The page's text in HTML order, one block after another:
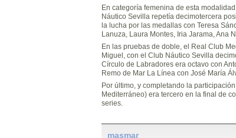
En categoría femenina de esta
Náutico Sevilla repetía decimotercera
la lucha por las medallas con Teresa
Lanuza, Laura Montes, Iria Jarama, Ana
En las pruebas de doble, el Real Club
Miguel, con el Club Náutico Sevilla
Círculo de Labradores era octavo con
Remo de Mar La Línea con José María
Por último, y completando la
Mediterráneo) era tercero en la final de
series.
masmar